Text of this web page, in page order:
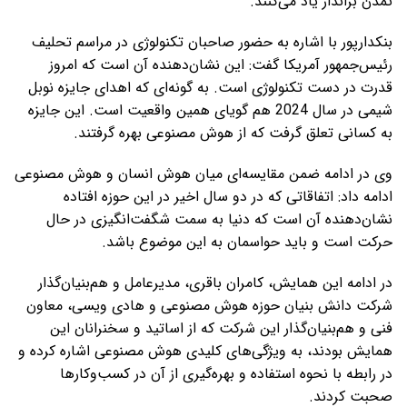
بنکدارپور با اشاره به حضور صاحبان تکنولوژی در مراسم تحلیف
رئیس‌جمهور آمریکا گفت: این نشان‌دهنده آن است که امروز
قدرت در دست تکنولوژی است. به گونه‌ای که اهدای جایزه نوبل
شیمی در سال 2024 هم گویای همین واقعیت است. این جایزه
به کسانی تعلق گرفت که از هوش مصنوعی بهره گرفتند.
وی در ادامه ضمن مقایسه‌ای میان هوش انسان و هوش مصنوعی
ادامه داد: اتفاقاتی که در دو سال اخیر در این حوزه افتاده
نشان‌دهنده آن است که دنیا به سمت شگفت‌انگیزی در حال
حرکت است و باید حواسمان به این موضوع باشد.
در ادامه این همایش، کامران باقری، مدیرعامل و هم‌بنیان‌گذار
شرکت دانش بنیان حوزه هوش مصنوعی و هادی ویسی، معاون
فنی و هم‌بنیان‌گذار این شرکت که از اساتید و سخنرانان این
همایش بودند، به ویژگی‌های کلیدی هوش مصنوعی اشاره کرده و
در رابطه با نحوه استفاده و بهره‌گیری از آن در کسب‌وکارها
صحبت کردند.